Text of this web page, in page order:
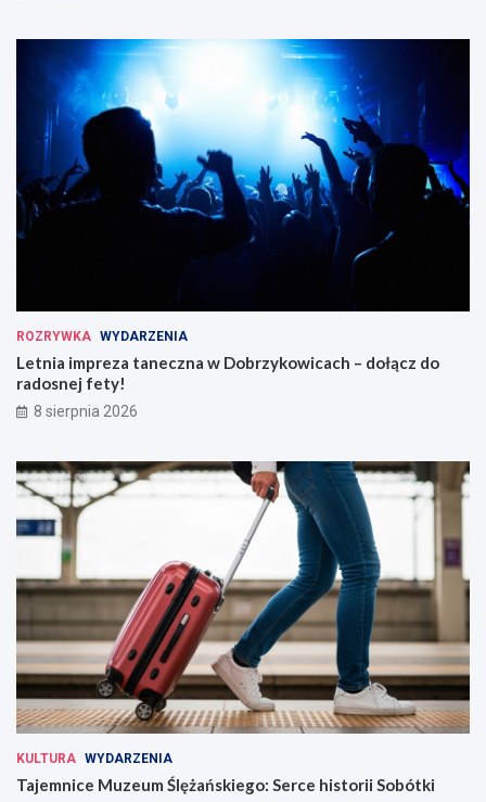
ROZRYWKA WYDARZENIA
Letnia impreza taneczna w Dobrzykowicach – dołącz do
radosnej fety!
8 sierpnia 2026
KULTURA WYDARZENIA
Tajemnice Muzeum Ślężańskiego: Serce historii Sobótki